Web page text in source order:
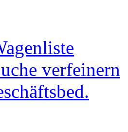
verfeinern